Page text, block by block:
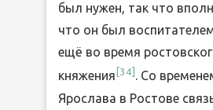
был нужен, так что
что он был
ещё во время
княжения 34 . Со
Ярослава в Ростове